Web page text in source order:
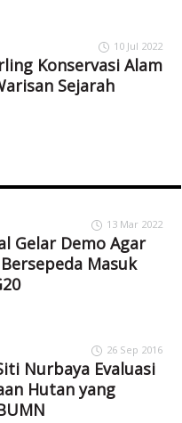
10 Jul 2022
Konservasi Alam
Sejarah
13 Mar 2022
Gelar Demo Agar
Masuk
26 Sep 2016
Nurbaya Evaluasi
Hutan yang